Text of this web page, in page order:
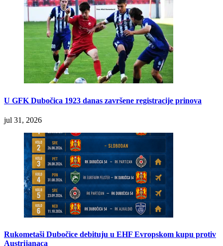
U GFK Dubočica 1923 danas završene registracije prinova
jul 31, 2026
Rukometaši Dubočice debituju u EHF Evropskom kupu protiv
Austrijanaca